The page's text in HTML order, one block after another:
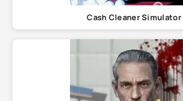
Cash Cleaner Simulator